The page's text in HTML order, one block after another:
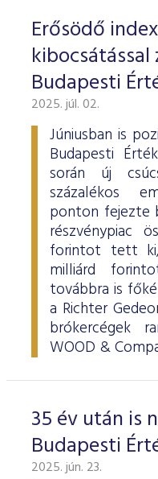
Erősödő
Budapesti
2025. júl. 02.
Júniusban is
Budapesti
során új
százalékos
ponton fejezte
részvénypiac
forintot tett
milliárd
továbbra is
a Richter
brókercégek
WOOD &
35 év után is
Budapesti
2025. jún. 23.